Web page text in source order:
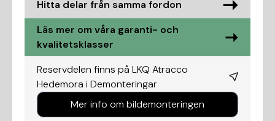
Hitta delar från samma fordon
Läs mer om våra garanti- och
kvalitetsklasser
Reservdelen finns på LKQ Atracco
Hedemora i Demonteringar
Mer info om bildemonteringen